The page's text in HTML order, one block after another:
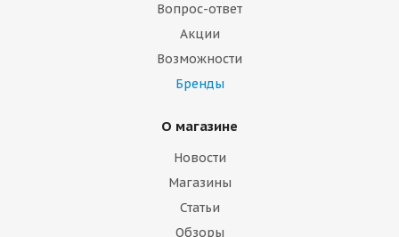
Вопрос-ответ
Акции
Возможности
Бренды
О магазине
Новости
Магазины
Статьи
Обзоры